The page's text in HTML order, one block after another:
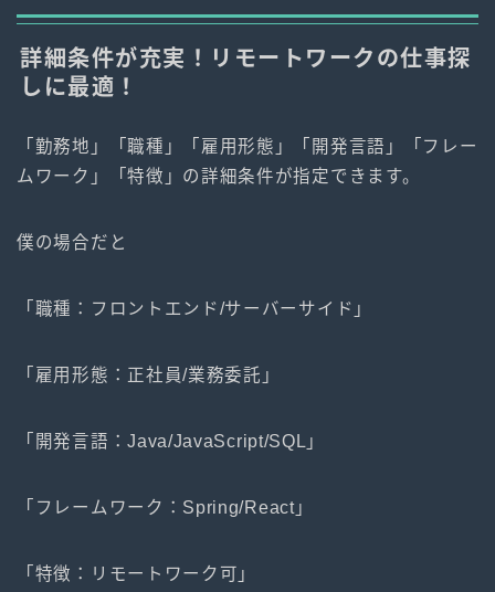
詳細条件が充実！リモートワークの仕事探
しに最適！
「勤務地」「職種」「雇用形態」「開発言語」「フレー
ムワーク」「特徴」の詳細条件が指定できます。
僕の場合だと
「職種：フロントエンド/サーバーサイド」
「雇用形態：正社員/業務委託」
「開発言語：Java/JavaScript/SQL」
「フレームワーク：Spring/React」
「特徴：リモートワーク可」